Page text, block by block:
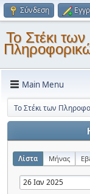
Σύνδεση
Το Στέκι των
Main Menu
Το Στέκι των
Λίστα Μήνας